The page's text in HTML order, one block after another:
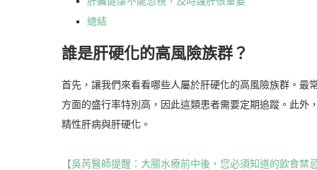
總結
誰是肝硬化的高風險族群？
首先，讓我們來看看哪些人屬於肝硬化的高風險族群。最
方面的盛行率特別高，因此這類患者需要定期追蹤。此
精性肝病與肝硬化。
【吳芮醫師提醒：大腸水療前中後，您必須知道的飲食禁